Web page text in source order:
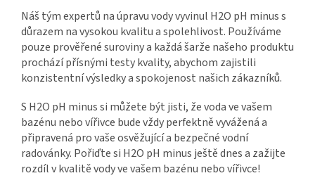
Náš tým expertů na úpravu vody vyvinul H2O pH minus s
důrazem na vysokou kvalitu a spolehlivost. Používáme
pouze prověřené suroviny a každá šarže našeho produktu
prochází přísnými testy kvality, abychom zajistili
konzistentní výsledky a spokojenost našich zákazníků.
S H2O pH minus si můžete být jisti, že voda ve vašem
bazénu nebo vířivce bude vždy perfektně vyvážená a
připravená pro vaše osvěžující a bezpečné vodní
radovánky. Pořiďte si H2O pH minus ještě dnes a zažijte
rozdíl v kvalitě vody ve vašem bazénu nebo vířivce!